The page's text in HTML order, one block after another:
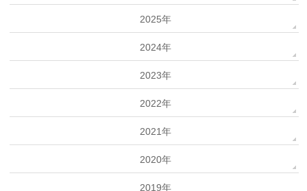
2025年
2024年
2023年
2022年
2021年
2020年
2019年